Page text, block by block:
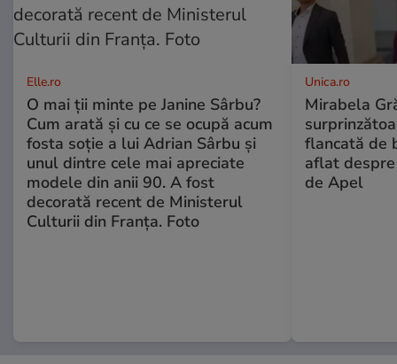
Elle.ro
O mai ții minte pe Janine Sârbu?
Cum arată și cu ce se ocupă acum
fosta soție a lui Adrian Sârbu și
unul dintre cele mai apreciate
modele din anii 90. A fost
decorată recent de Ministerul
Culturii din Franța. Foto
Unica.ro
Mirabela
flancată de
aflat
de Apel